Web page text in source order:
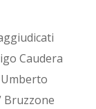
Caudera
Bruzzone